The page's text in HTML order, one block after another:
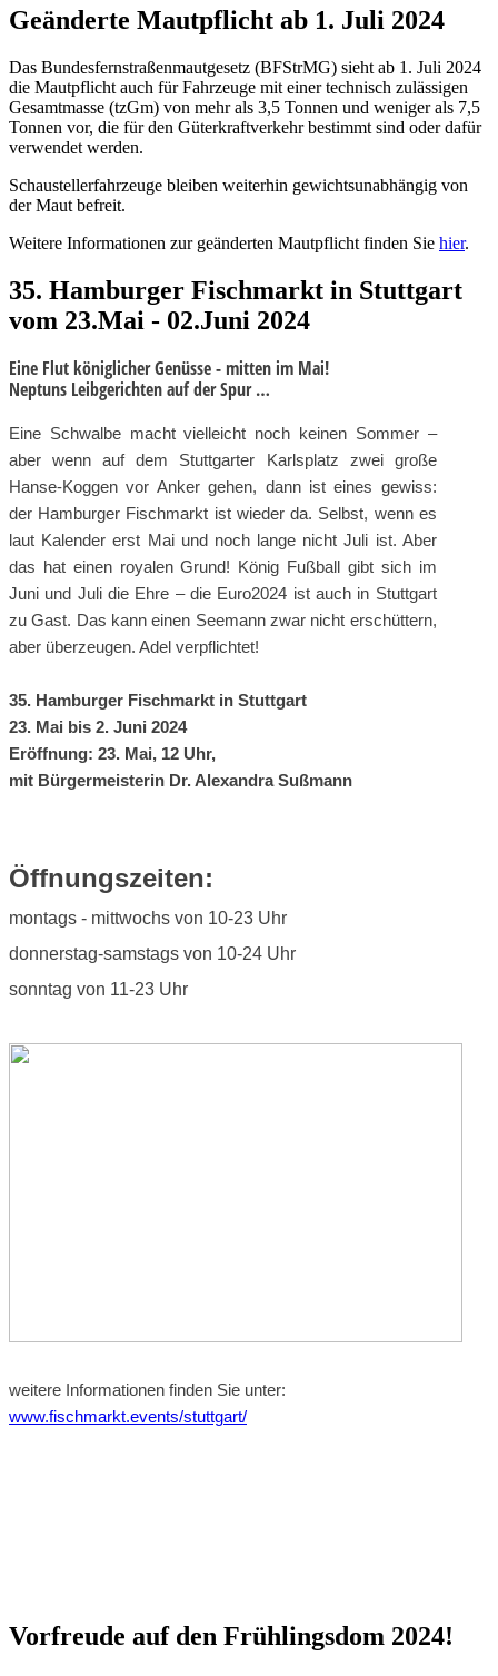
Geänderte Mautpflicht ab 1. Juli 2024
Das Bundesfernstraßenmautgesetz (BFStrMG) sieht ab 1. Juli 2024
die Mautpflicht auch für Fahrzeuge mit einer technisch zulässigen
Gesamtmasse (tzGm) von mehr als 3,5 Tonnen und weniger als 7,5
Tonnen vor, die für den Güterkraftverkehr bestimmt sind oder dafür
verwendet werden.
Schaustellerfahrzeuge bleiben weiterhin gewichtsunabhängig von
der Maut befreit.
Weitere Informationen zur geänderten Mautpflicht finden Sie hier.
35. Hamburger Fischmarkt in Stuttgart
vom 23.Mai - 02.Juni 2024
Eine Flut königlicher Genüsse - mitten im Mai!
Neptuns Leibgerichten auf der Spur …
Eine Schwalbe macht vielleicht noch keinen Sommer –
aber wenn auf dem Stuttgarter Karlsplatz zwei große
Hanse-Koggen vor Anker gehen, dann ist eines gewiss:
der Hamburger Fischmarkt ist wieder da. Selbst, wenn es
laut Kalender erst Mai und noch lange nicht Juli ist. Aber
das hat einen royalen Grund! König Fußball gibt sich im
Juni und Juli die Ehre – die Euro2024 ist auch in Stuttgart
zu Gast. Das kann einen Seemann zwar nicht erschüttern,
aber überzeugen. Adel verpflichtet!
35. Hamburger Fischmarkt in Stuttgart
23. Mai bis 2. Juni 2024
Eröffnung: 23. Mai, 12 Uhr,
mit Bürgermeisterin Dr. Alexandra Sußmann
Öffnungszeiten:
montags - mittwochs von 10-23 Uhr
donnerstag-samstags von 10-24 Uhr
sonntag von 11-23 Uhr
weitere Informationen finden Sie unter:
www.fischmarkt.events/stuttgart/
Vorfreude auf den Frühlingsdom 2024!